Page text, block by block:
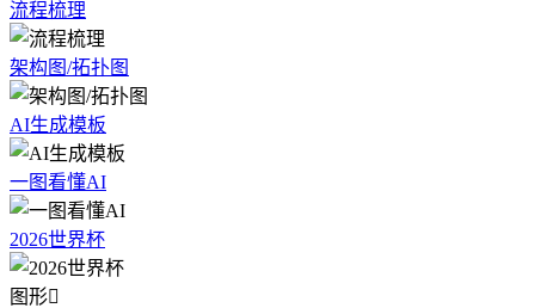
流程梳理
架构图/拓扑图
AI生成模板
一图看懂AI
2026世界杯
图形